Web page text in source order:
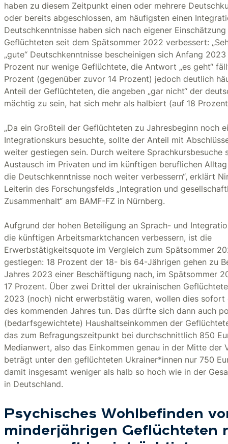
haben zu diesem Zeitpunkt einen oder mehrere
oder bereits abgeschlossen, am häufigsten einen
Deutschkenntnisse haben sich nach eigener
Geflüchteten seit dem Spätsommer 2022 verbessert:
„gute“ Deutschkenntnisse bescheinigen sich Anfang
Prozent nur wenige Geflüchtete, die Antwort „es geht“
Prozent (gegenüber zuvor 14 Prozent) jedoch deutlich
Anteil der Geflüchteten, die angeben „gar nicht“ der
mächtig zu sein, hat sich mehr als halbiert (auf 18
„Da ein Großteil der Geflüchteten zu Jahresbeginn noch
Integrationskurs besuchte, sollte der Anteil mit
weiter gestiegen sein. Durch weitere Sprachkursbesuche
Austausch im Privaten und im künftigen beruflichen
die Deutschkenntnisse noch weiter verbessern“, erklärt
Leiterin des Forschungsfelds „Integration und
Zusammenhalt“ am BAMF-FZ in Nürnberg.
Aufgrund der hohen Beteiligung an Sprach- und
die künftigen Arbeitsmarktchancen verbessern, ist die
Erwerbstätigkeitsquote im Vergleich zum Spätsommer
gestiegen: 18 Prozent der 18- bis 64-Jährigen gehen zu
Jahres 2023 einer Beschäftigung nach, im Spätsommer
17 Prozent. Über zwei Drittel der ukrainischen
2023 (noch) nicht erwerbstätig waren, wollen dies sofort
des kommenden Jahres tun. Das dürfte sich dann auch
(bedarfsgewichtete) Haushaltseinkommen der
das zum Befragungszeitpunkt bei durchschnittlich 850
Medianwert, also das Einkommen genau in der Mitte der
beträgt unter den geflüchteten Ukrainer*innen nur 750
damit insgesamt weniger als halb so hoch wie in der
in Deutschland.
Psychisches Wohlbefinden
minderjährigen Geflüchteten